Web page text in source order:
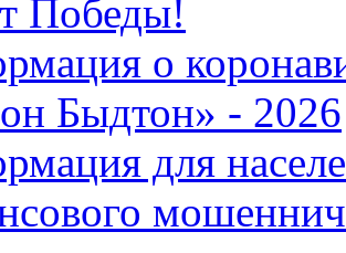
Победы!
о
Быдтон» - 2026
для